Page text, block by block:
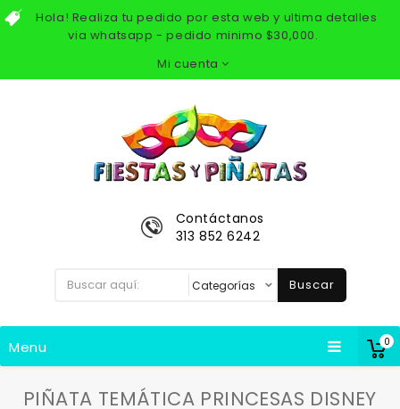
Hola! Realiza tu pedido por esta web y ultima detalles
via whatsapp - pedido minimo $30,000.
Mi cuenta
0
Contáctanos
313 852 6242
Buscar
Menu
PIÑATA TEMÁTICA PRINCESAS DISNEY